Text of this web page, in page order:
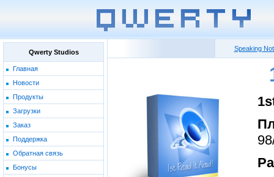
Qwerty Studios
Главная
Новости
Продукты
Загрузки
Заказ
Поддержка
Обратная связь
Бонусы
Speaking